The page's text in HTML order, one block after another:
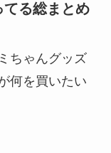
る総まとめ
ちゃんグッズ
何を買いたい